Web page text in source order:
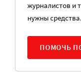
журналистов и
нужны средства.
ПОМОЧЬ